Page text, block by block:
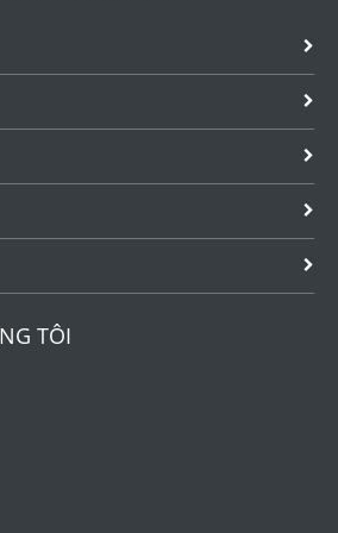
thấp, không ăn
TÔI